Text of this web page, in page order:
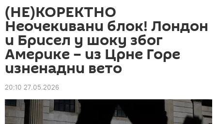
(НЕ)КОРЕКТНО
Неочекивани блок! Лондон
и Брисел у шоку због
Америке – из Црне Горе
изненадни вето
20:10 27.05.2026